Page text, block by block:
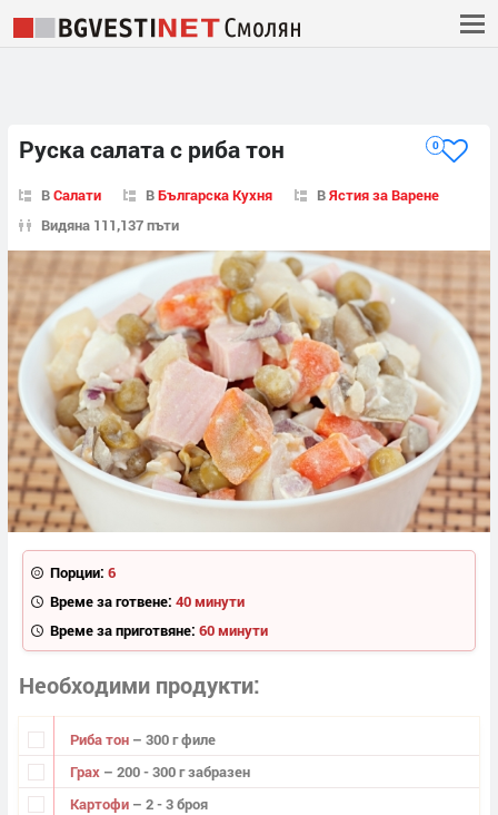
Руска салата с риба тон 0
ВСалати ВБългарска Кухня ВЯстия за Варене
Видяна 111,137 пъти
Порции: 6
Време за готвене: 40 минути
Време за приготвяне: 60 минути
Необходими продукти
Риба тон – 300 г филе
Грах – 200 - 300 г забразен
Картофи – 2 - 3 броя